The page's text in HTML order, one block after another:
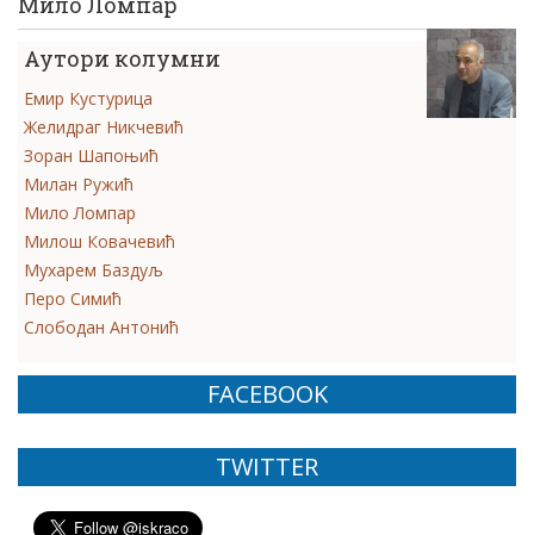
Аутори колумни
Емир Кустурица
Желидраг Никчевић
Зоран Шапоњић
Милан Ружић
Мило Ломпар
Милош Ковачевић
Мухарем Баздуљ
Перо Симић
Слободан Антонић
FACEBOOK
TWITTER